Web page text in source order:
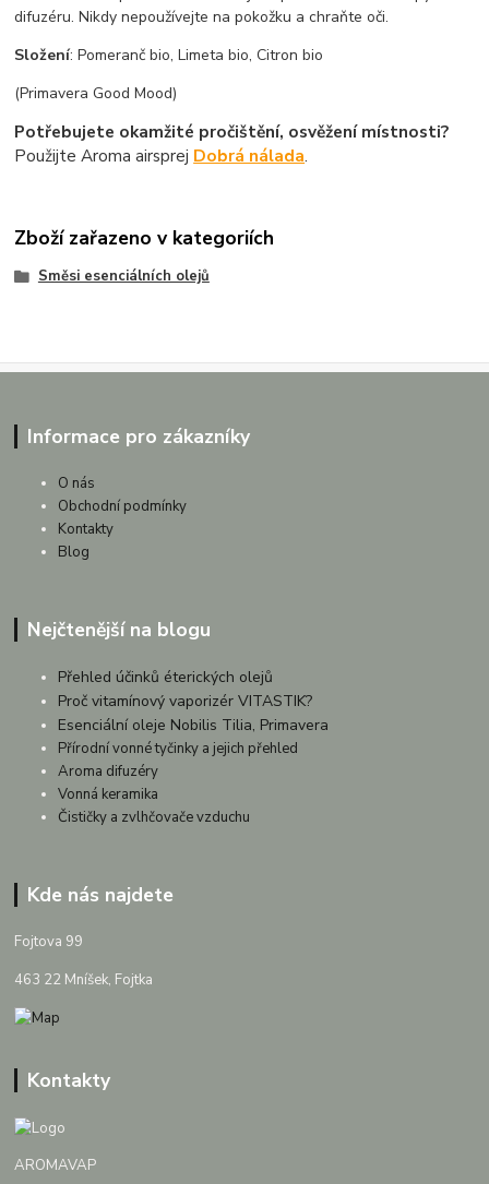
difuzéru. Nikdy nepoužívejte na pokožku a chraňte oči.
Složení: Pomeranč bio, Limeta bio, Citron bio
(Primavera Good Mood)
Potřebujete okamžité pročištění, osvěžení místnosti?
Použijte Aroma airsprej Dobrá nálada.
Zboží zařazeno v kategoriích
Směsi esenciálních olejů
Informace pro zákazníky
O nás
Obchodní podmínky
Kontakty
Blog
Nejčtenější na blogu
Přehled účinků éterických olejů
Proč vitamínový vaporizér VITASTIK?
Esenciální oleje Nobilis Tilia, Primavera
Přírodní vonné tyčinky a jejich přehled
Aroma difuzéry
Vonná keramika
Čističky a zvlhčovače vzduchu
Kde nás najdete
Fojtova 99
463 22 Mníšek, Fojtka
Kontakty
AROMAVAP